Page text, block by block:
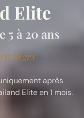
Elite
5 à 20 ans
après
Elite en 1 mois.